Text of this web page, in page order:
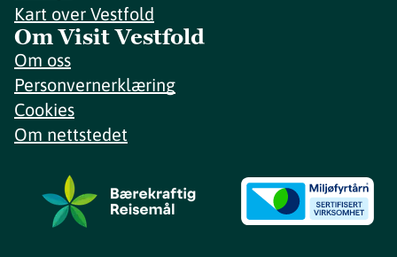
Kart over Vestfold
Om Visit Vestfold
Om oss
Personvernerklæring
Cookies
Om nettstedet